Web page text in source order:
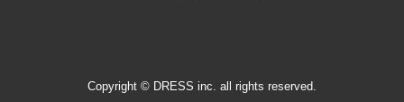
Copyright © DRESS inc. all rights reserved.